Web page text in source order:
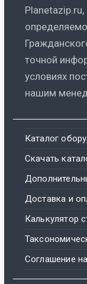
Planetazip.ru,
точной
условиях
нашим
Каталог
Скачать
Доставка и
Калькулятор
Соглашение